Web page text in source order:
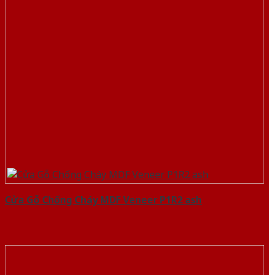
Cửa Gỗ Chống Cháy MDF Veneer P1R2 ash